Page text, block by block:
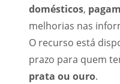
domésticos,
melhorias nas
O recurso está
prazo para quem
prata ou ouro.